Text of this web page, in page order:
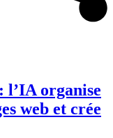
l’IA organise
web et crée